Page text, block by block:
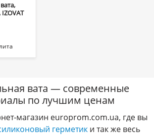
вата — современные
по лучшим ценам
магазин europrom.com.ua, где вы
герметик и так же весь